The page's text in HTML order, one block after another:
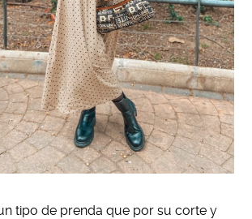
tipo de prenda que por su corte y